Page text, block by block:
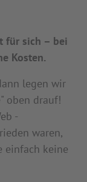
für sich – bei
Kosten.
legen wir
oben drauf!
-
waren,
einfach keine